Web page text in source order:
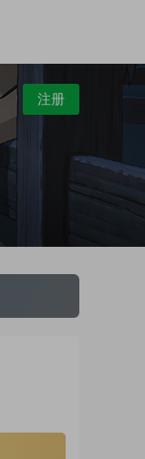
注册